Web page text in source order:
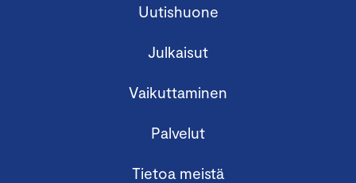
Uutishuone
Julkaisut
Vaikuttaminen
Palvelut
Tietoa meistä